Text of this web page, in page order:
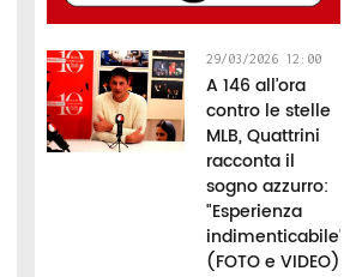
29/03/2026 12:00
A 146 all’ora
contro le stelle
MLB, Quattrini
racconta il
sogno azzurro:
"Esperienza
indimenticabile"
(FOTO e VIDEO)